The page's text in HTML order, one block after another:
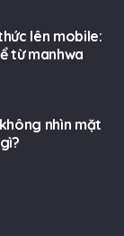
lên mobile:
từ manhwa
nhìn mặt